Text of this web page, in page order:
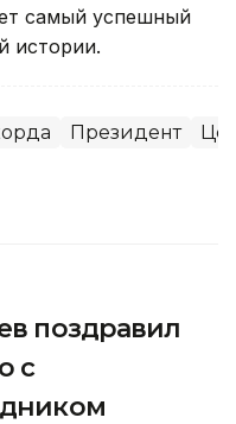
самый успешный
истории.
Президент
поздравил
с